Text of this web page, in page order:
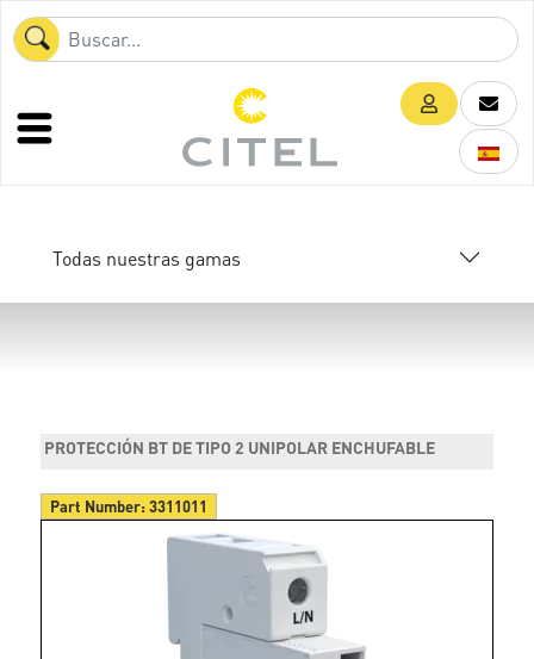
Todas nuestras gamas
PROTECCIÓN BT DE TIPO 2 UNIPOLAR ENCHUFABLE
Part Number:3311011